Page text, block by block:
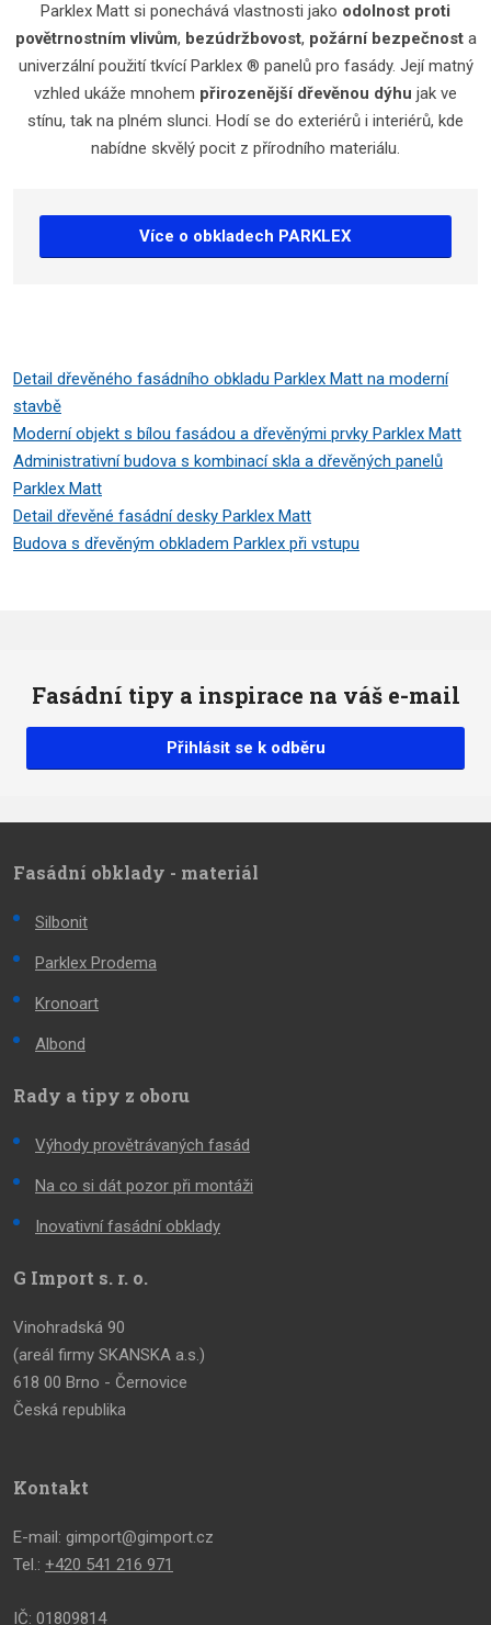
Parklex Matt si ponechává vlastnosti jako odolnost proti
povětrnostním vlivům, bezúdržbovost, požární bezpečnosta
univerzální použití tkvící Parklex ® panelů pro fasády. Její matný
vzhled ukáže mnohem přirozenější dřevěnou dýhu jak ve
stínu, tak na plném slunci. Hodí se do exteriérů i interiérů, kde
nabídne skvělý pocit z přírodního materiálu.
Více o obkladech PARKLEX
Detail dřevěného fasádního obkladu Parklex Matt na moderní
stavbě
Moderní objekt s bílou fasádou a dřevěnými prvky Parklex Matt
Administrativní budova s kombinací skla a dřevěných panelů
Parklex Matt
Detail dřevěné fasádní desky Parklex Matt
Budova s dřevěným obkladem Parklex při vstupu
Fasádní tipy a inspirace na váš e-mail
Přihlásit se k odběru
Fasádní obklady - materiál
Silbonit
Parklex Prodema
Kronoart
Albond
Rady a tipy z oboru
Výhody provětrávaných fasád
Na co si dát pozor při montáži
Inovativní fasádní obklady
G Import s. r. o.
Vinohradská 90
(areál firmy SKANSKA a.s.)
618 00 Brno - Černovice
Česká republika
Kontakt
E-mail: gimport@gimport.cz
Tel.: +420 541 216 971
IČ: 01809814